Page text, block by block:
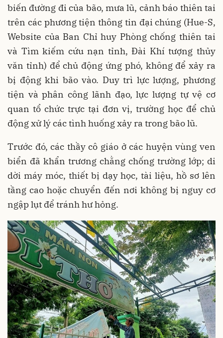
biến đường đi của bão, mưa lũ, cảnh báo thiên tai
trên các phương tiện thông tin đại chúng (Hue-S,
Website của Ban Chỉ huy Phòng chống thiên tai
và Tìm kiếm cứu nạn tỉnh, Đài Khí tượng thủy
văn tỉnh) để chủ động ứng phó, không để xảy ra
bị động khi bão vào. Duy trì lực lượng, phương
tiện và phân công lãnh đạo, lực lượng tự vệ cơ
quan tổ chức trực tại đơn vị, trường học để chủ
động xử lý các tình huống xảy ra trong bão lũ.
Trước đó, các thầy cô giáo ở các huyện vùng ven
biển đã khẩn trương chằng chống trường lớp; di
dời máy móc, thiết bị dạy học, tài liệu, hồ sơ lên
tầng cao hoặc chuyển đến nơi không bị nguy cơ
ngập lụt để tránh hư hỏng.